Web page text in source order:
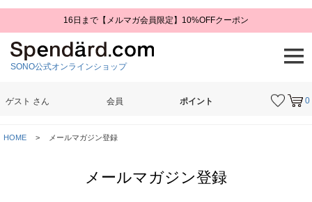
16日まで【メルマガ会員限定】10%OFFクーポン
SONO公式オンラインショップ
0
ゲスト さん 会員 ポイント
HOME メールマガジン登録
メールマガジン登録